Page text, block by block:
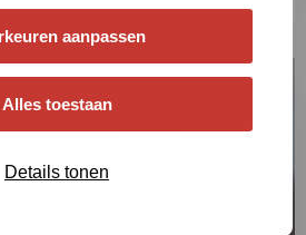
aanpassen
Alles toestaan
Details tonen